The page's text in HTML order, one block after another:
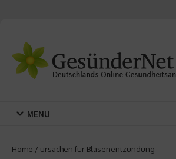
MENU
Home / ursachen für Blasenentzündung